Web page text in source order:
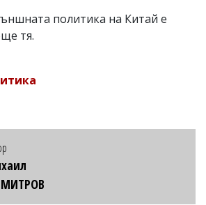
политика на Китай е
тя.